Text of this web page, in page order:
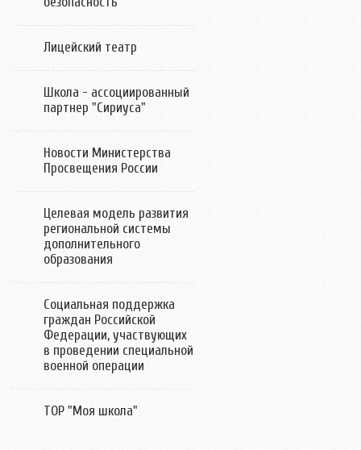
Лицейский театр
Школа - ассоциированный
партнер "Сириуса"
Новости Министерства
Просвещения России
Целевая модель развития
региональной системы
дополнительного
образования
Социальная поддержка
граждан Российской
Федерации, участвующих
в проведении специальной
военной операции
ТОР "Моя школа"